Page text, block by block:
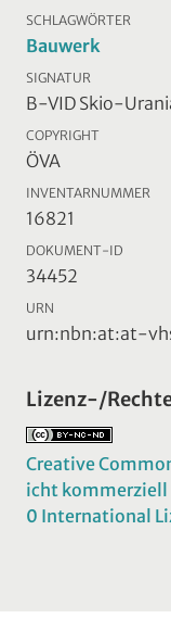
SCHLAGWÖRTER
Bauwerk
SIGNATUR
B-VID Skio-
COPYRIGHT
ÖVA
INVENTARNUMMER
16821
DOKUMENT-ID
34452
URN
urn:nbn:at:at-
Lizenz-/
Creative
icht kommerziell
0 International